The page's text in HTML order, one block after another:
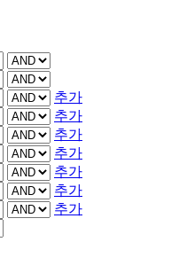
추가
추가
추가
추가
추가
추가
추가